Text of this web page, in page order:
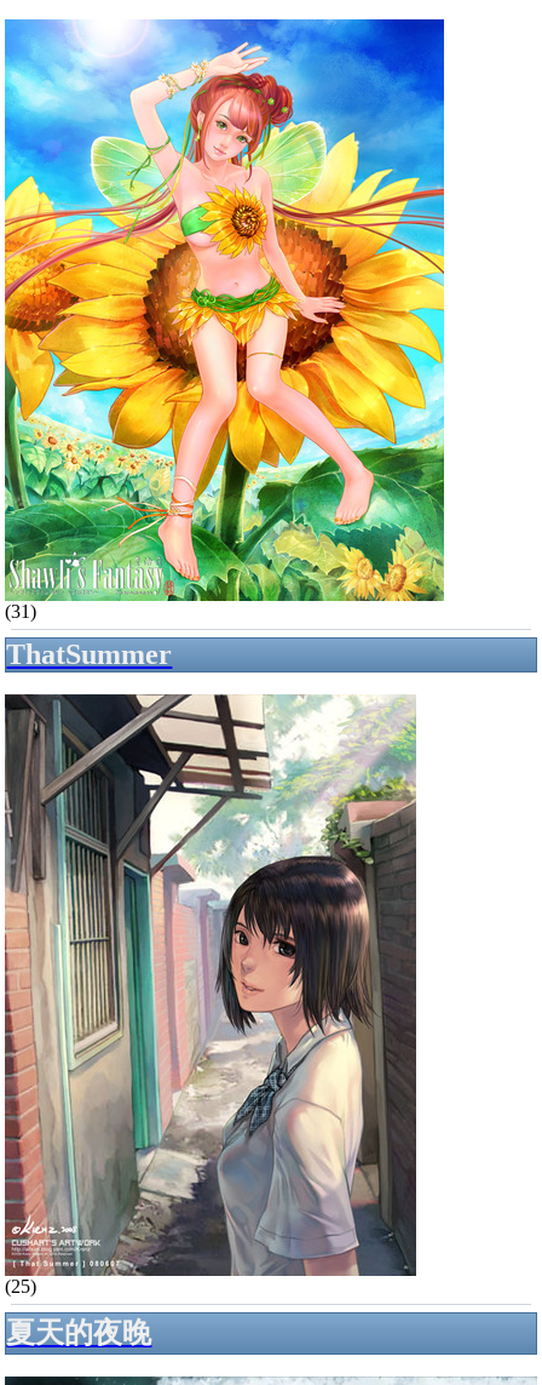
(31)
ThatSummer
(25)
夏天的夜晚